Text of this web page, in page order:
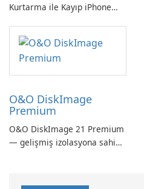
Kurtarma ile Kayıp iPhone
O&O DiskImage
Premium
O&O DiskImage 21 Premium
— gelişmiş izolasyona sahip